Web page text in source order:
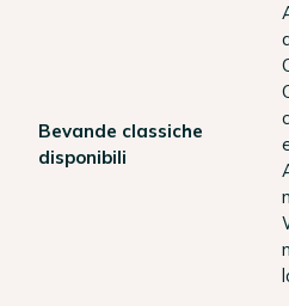
Bevande classiche
disponibili